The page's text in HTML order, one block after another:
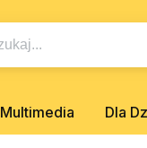
Multimedia Dla